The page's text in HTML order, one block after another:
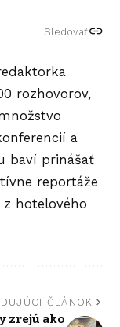
Sledovať
rozhovorov,
a
baví prinášať
reportáže
hotelového
ČLÁNOK
zrejú ako